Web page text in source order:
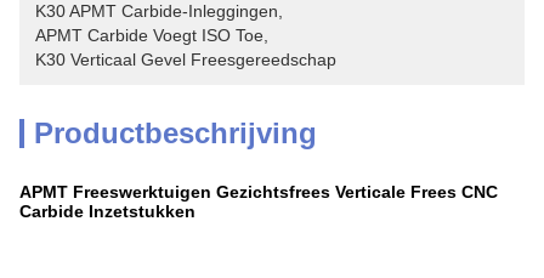
K30 APMT Carbide-Inleggingen
APMT Carbide Voegt ISO Toe
K30 Verticaal Gevel Freesgereedschap
Productbeschrijving
APMT Freeswerktuigen Gezichtsfrees Verticale Frees CNC
Carbide Inzetstukken